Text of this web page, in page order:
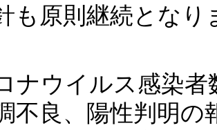
も原則継続とな
ナウイルス感染
不良、陽性判明